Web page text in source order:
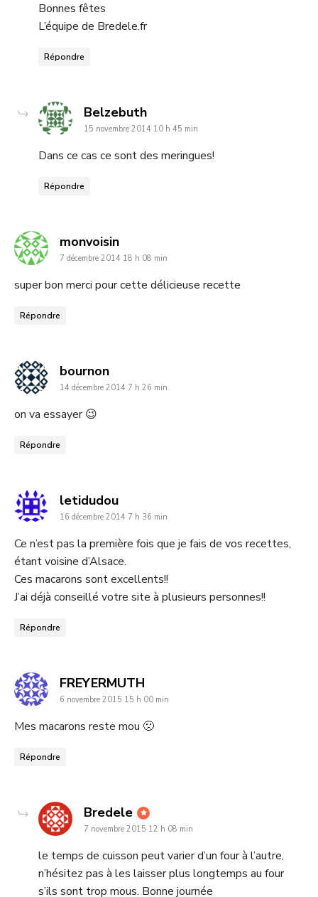
Bonnes fêtes
L’équipe de Bredele.fr
Répondre
Belzebuthdit
:
15 novembre 2014 10 h 45 min
Dans ce cas ce sont des meringues!
Répondre
monvoisindit
:
7 décembre 2014 18 h 08 min
super bon merci pour cette délicieuse recette
Répondre
bournondit
:
14 décembre 2014 7 h 26 min
on va essayer 😉
Répondre
letidudoudit
:
16 décembre 2014 7 h 36 min
Ce n’est pas la première fois que je fais de vos recettes,
étant voisine d’Alsace.
Ces macarons sont excellents!!
J’ai déjà conseillé votre site à plusieurs personnes!!
Répondre
FREYERMUTH
:
6 novembre 2015 15 h 00 min
Mes macarons reste mou 🙁
Répondre
Bredele
dit
:
7 novembre 2015 12 h 08 min
le temps de cuisson peut varier d’un four à l’autre,
n’hésitez pas à les laisser plus longtemps au four
s’ils sont trop mous. Bonne journée